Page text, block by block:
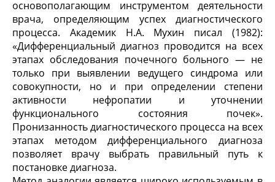
основополагающим инструментом деятельности
врача, определяющим успех диагностического
процесса. Академик Н.А. Мухин писал (1982):
«Дифференциальный диагноз проводится на всех
этапах обследования почечного больного — не
только при выявлении ведущего синдрома или
совокупности, но и при определении степени
активности нефропатии и уточнении
функционального состояния почек».
Пронизанность диагностического процесса на всех
этапах методом дифференциального диагноза
позволяет врачу выбрать правильный путь к
постановке диагноза.